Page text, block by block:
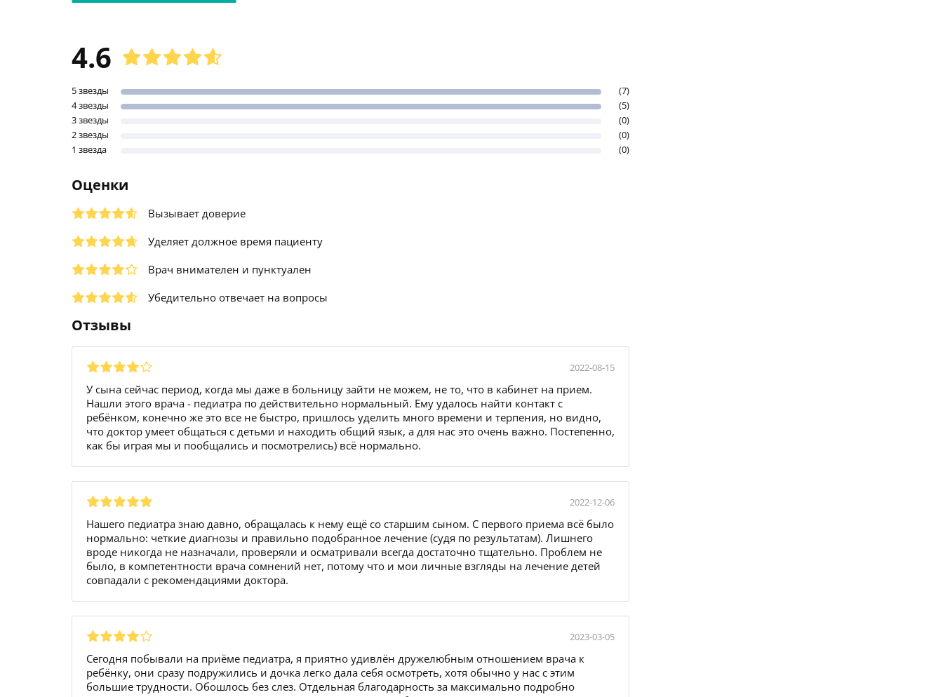
4.6
5 звезды
(7)
4 звезды
(5)
3 звезды
(0)
2 звезды
(0)
1 звезда
(0)
Оценки
Вызывает доверие
Уделяет должное время пациенту
Врач внимателен и пунктуален
Убедительно отвечает на вопросы
Отзывы
2022-08-15
У сына сейчас период, когда мы даже в больницу зайти не можем, не то, что в кабинет на прием.
Нашли этого врача - педиатра по действительно нормальный. Ему удалось найти контакт с
ребёнком, конечно же это все не быстро, пришлось уделить много времени и терпения, но видно,
что доктор умеет общаться с детьми и находить общий язык, а для нас это очень важно. Постепенно,
как бы играя мы и пообщались и посмотрелись) всё нормально.
2022-12-06
Нашего педиатра знаю давно, обращалась к нему ещё со старшим сыном. С первого приема всё было
нормально: четкие диагнозы и правильно подобранное лечение (судя по результатам). Лишнего
вроде никогда не назначали, проверяли и осматривали всегда достаточно тщательно. Проблем не
было, в компетентности врача сомнений нет, потому что и мои личные взгляды на лечение детей
совпадали с рекомендациями доктора.
2023-03-05
Сегодня побывали на приёме педиатра, я приятно удивлён дружелюбным отношением врача к
ребёнку, они сразу подружились и дочка легко дала себя осмотреть, хотя обычно у нас с этим
большие трудности. Обошлось без слез. Отдельная благодарность за максимально подробно